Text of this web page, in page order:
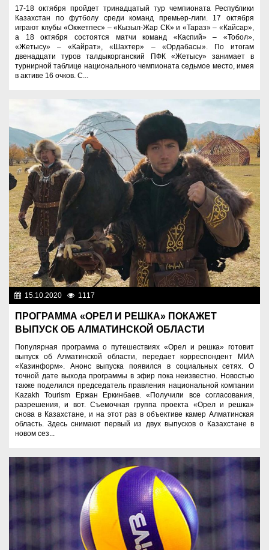
17-18 октября пройдет тринадцатый тур чемпионата Республики
Казахстан по футболу среди команд премьер-лиги. 17 октября
играют клубы «Окжетпес» – «Кызыл-Жар СК» и «Тараз» – «Кайсар»,
а 18 октября состоятся матчи команд «Каспий» – «Тобол»,
«Жетысу» – «Кайрат», «Шахтер» – «Ордабасы». По итогам
двенадцати туров талдыкорганский ПФК «Жетысу» занимает в
турнирной таблице национального чемпионата седьмое место, имея
в активе 16 очков. С...
15.10.2020 1117
ПРОГРАММА «ОРЕЛ И РЕШКА» ПОКАЖЕТ
ВЫПУСК ОБ АЛМАТИНСКОЙ ОБЛАСТИ
Популярная программа о путешествиях «Орел и решка» готовит
выпуск об Алматинской области, передает корреспондент МИА
«Казинформ». Анонс выпуска появился в социальных сетях. О
точной дате выхода программы в эфир пока неизвестно. Новостью
также поделился председатель правления национальной компании
Kazakh Tourism Ержан Еркинбаев. «Получили все согласования,
разрешения, и вот. Съемочная группа проекта «Орел и решка»
снова в Казахстане, и на этот раз в объективе камер Алматинская
область. Здесь снимают первый из двух выпусков о Казахстане в
новом сез...